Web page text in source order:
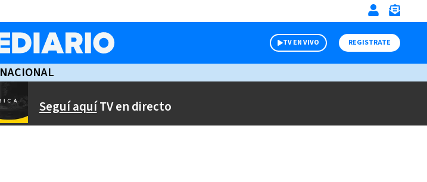
TV EN VIVO REGISTRATE
NACIONAL
Seguí aquíTV en directo